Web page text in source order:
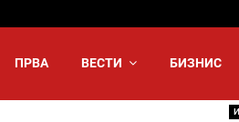
ПРВА ВЕСТИ БИЗНИС